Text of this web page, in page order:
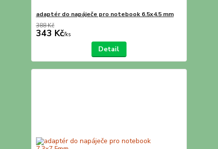
adaptér do napáječe pro notebook 6.5x4.5 mm
388 Kč
343 Kč/ks
Detail